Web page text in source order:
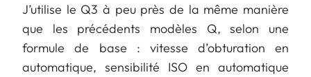
J’utilise le Q3 à peu près de la même manière
que les précédents modèles Q, selon une
formule de base : vitesse d’obturation en
automatique, sensibilité ISO en automatique